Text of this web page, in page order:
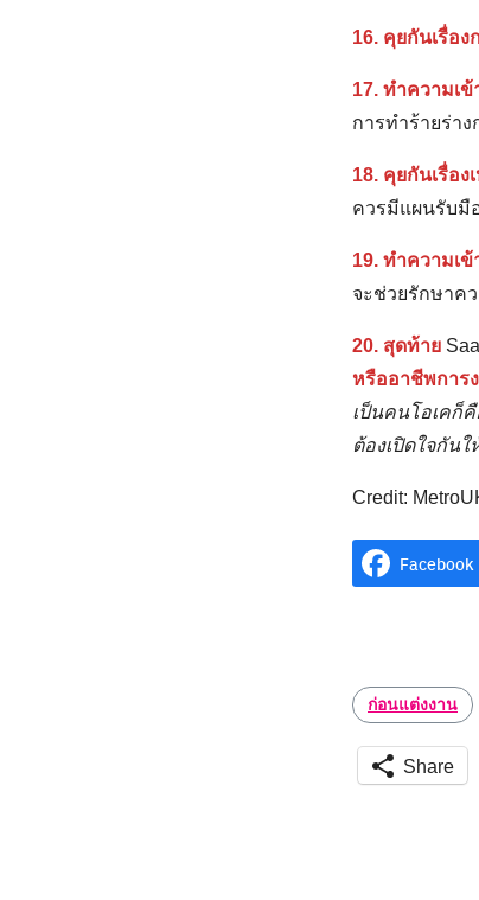
16. คุยกันเรื่อง
17. ทำความเ
การทำร้ายร่า
18. คุยกันเรื่อ
ควรมีแผนรับมื
19. ทำความเ
จะช่วยรักษาค
20. สุดท้าย
หรืออาชีพการ
เป็นคนโอเคก็
ต้องเปิดใจกันใ
Credit:
Facebook
ก่อนแต่งงาน
Share